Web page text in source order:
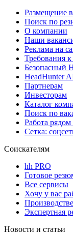
Размещение
Поиск по
О компании
Наши
Реклама на
Требования
Безопасный
HeadHunter
Партнерам
Инвесторам
Каталог
Поиск по
Работа рядом
Сетка:
Соискателям
hh PRO
Готовое
Все сервисы
Хочу у вас
Экспертная
Новости и статьи